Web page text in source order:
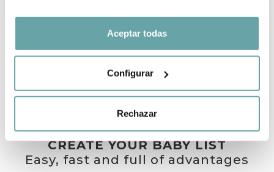
Aceptar todas
Configurar
Rechazar
OTHER CUSTOMERS ALSO VIEWED
CREATE YOUR BABY LIST
Easy, fast and full of advantages